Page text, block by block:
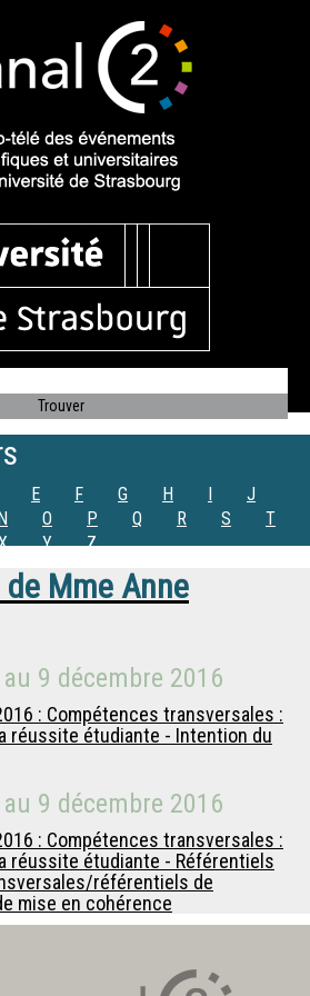
E F G H I
J
O P Q R S
T
Y Z
de Mme Anne
au 9 décembre 2016
: Compétences transversales :
réussite étudiante - Intention du
au 9 décembre 2016
: Compétences transversales :
réussite étudiante - Référentiels
référentiels de
mise en cohérence